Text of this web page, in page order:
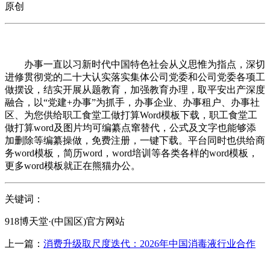
原创
办事一直以习新时代中国特色社会从义思惟为指点，深切
进修贯彻党的二十大认实落实集体公司党委和公司党委各项工
做摆设，结实开展从题教育，加强教育办理，取平安出产深度
融合，以“党建+办事”为抓手，办事企业、办事租户、办事社
区、为您供给职工食堂工做打算Word模板下载，职工食堂工
做打算word及图片均可编纂点窜替代，公式及文字也能够添
加删除等编纂操做，免费注册，一键下载。平台同时也供给商
务word模板，简历word，word培训等各类各样的word模板，
更多word模板就正在熊猫办公。
关键词：
918博天堂·(中国区)官方网站
上一篇： 消费升级取尺度迭代：2026年中国消毒液行业合作